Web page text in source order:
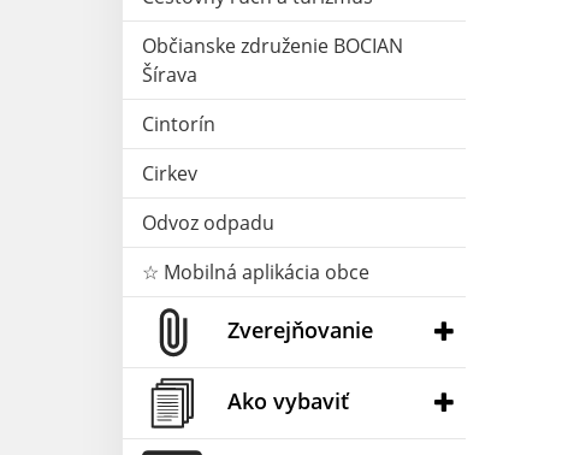
Občianske združenie BOCIAN
Šírava
Cintorín
Cirkev
Odvoz odpadu
☆ Mobilná aplikácia obce
Zverejňovanie
Ako vybaviť